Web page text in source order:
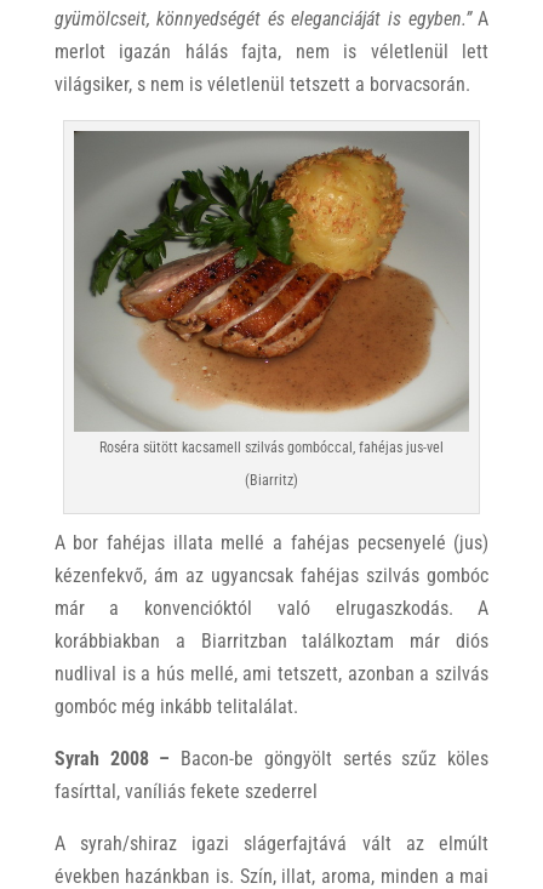
gyümölcseit, könnyedségét és eleganciáját is egyben.”A
merlot igazán hálás fajta, nem is véletlenül lett
világsiker, s nem is véletlenül tetszett a borvacsorán.
Roséra sütött kacsamell szilvás gombóccal, fahéjas jus-vel
(Biarritz)
A bor fahéjas illata mellé a fahéjas pecsenyelé (jus)
kézenfekvő, ám az ugyancsak fahéjas szilvás gombóc
már a konvencióktól való elrugaszkodás. A
korábbiakban a Biarritzban találkoztam már diós
nudlival is a hús mellé, ami tetszett, azonban a szilvás
gombóc még inkább telitalálat.
Syrah 2008 – Bacon-be göngyölt sertés szűz köles
fasírttal, vaníliás fekete szederrel
A syrah/shiraz igazi slágerfajtává vált az elmúlt
években hazánkban is. Szín, illat, aroma, minden a mai